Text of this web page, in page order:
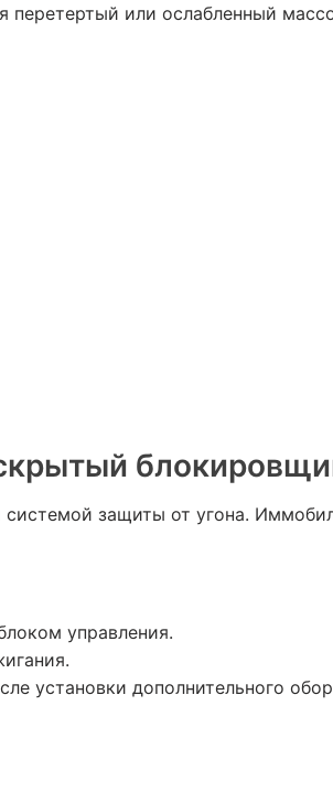
перетертый или ослабленный
защиты от угона.
управления.
установки дополнительного